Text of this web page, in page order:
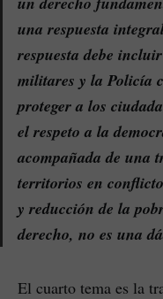
una respuesta
respuesta debe
militares y la Policía
proteger a los
el respeto a la
acompañada de una
territorios en
y reducción de la
derecho, no es una
El cuarto tema es la